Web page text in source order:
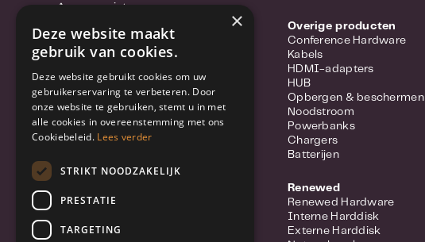
Access points
Power-over-ethernet
Range extenders
Converter
Switches
Wifi-adapters
Netwerkkabels
Netwerk accessoires
Beveiliging
Netwerkvideorecorders (NVR)
Overige producten
Conference Hardware
Kabels
HDMI-adapters
HUB
Opbergen & beschermen
Noodstroom
Powerbanks
Chargers
Batterijen
Renewed
Renewed Hardware
Interne Harddisk
Externe Harddisk
×
Deze website maakt
gebruik van cookies.
Deze website gebruikt cookies om uw
gebruikerservaring te verbeteren. Door
onze website te gebruiken, stemt u in met
alle cookies in overeenstemming met ons
Cookiebeleid. Lees verder
STRIKT NOODZAKELIJK
PRESTATIE
TARGETING